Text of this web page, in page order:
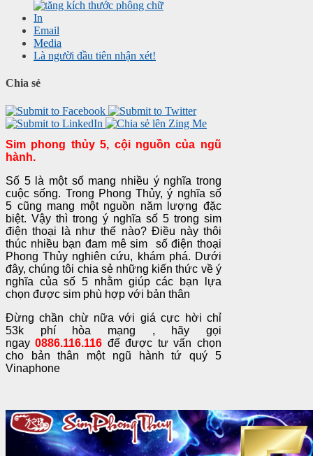
In
Email
Media
Là người đầu tiên nhận xét!
Chia sẻ
Sim phong thủy 5, cội nguồn của ngũ
hành.
Số 5 là một số mang nhiều ý nghĩa trong
cuộc sống. Trong Phong Thủy, ý nghĩa số
5 cũng mang một nguồn năm lượng đặc
biệt. Vậy thì trong ý nghĩa số 5 trong sim
điện thoại là như thế nào? Điều này thôi
thúc nhiều bạn đam mê sim số điện thoại
Phong Thủy nghiên cứu, khám phá. Dưới
đây, chúng tôi chia sẻ những kiến thức về ý
nghĩa của số 5 nhằm giúp các bạn lựa
chọn được sim phù hợp với bản thân
Đừng chần chừ nữa với giá cực hời chỉ
53k phí hòa mạng , hãy gọi
ngay0886.116.116 để được tư vấn chọn
cho bản thân một ngũ hành tứ quý 5
Vinaphone